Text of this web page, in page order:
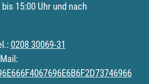
15:00 Uhr und nach
0208 30069-31